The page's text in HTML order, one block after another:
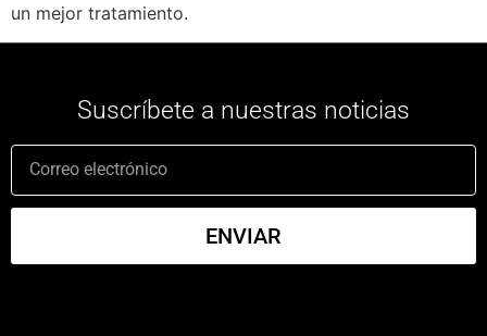
un mejor tratamiento.
Suscríbete a nuestras noticias
ENVIAR